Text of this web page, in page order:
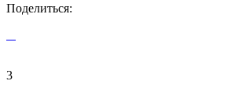
Поделиться:
3